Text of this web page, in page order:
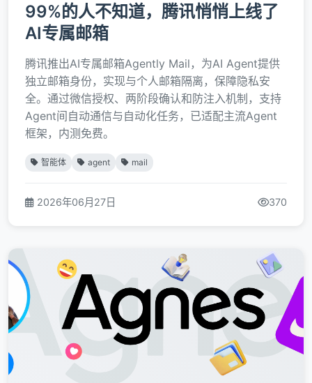
99%的人不知道，腾讯悄悄上线了
AI专属邮箱
腾讯推出AI专属邮箱Agently Mail，为AI Agent提供
独立邮箱身份，实现与个人邮箱隔离，保障隐私安
全。通过微信授权、两阶段确认和防注入机制，支持
Agent间自动通信与自动化任务，已适配主流Agent
框架，内测免费。
智能体 agent mail
2026年06月27日 370